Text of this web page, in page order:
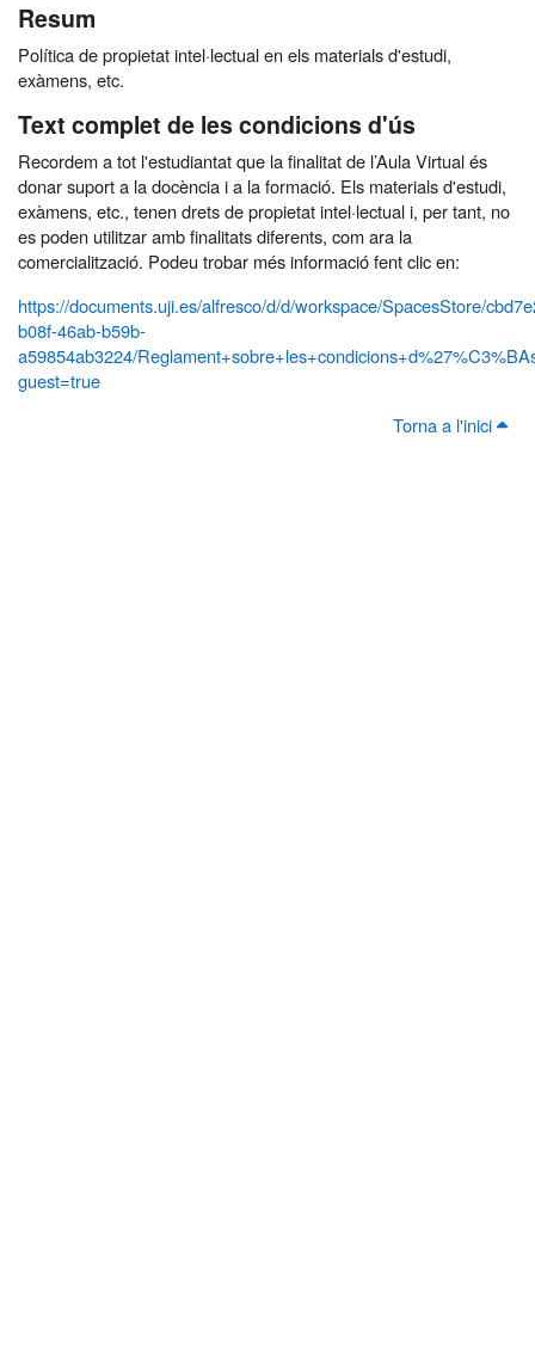
Resum
Política de propietat intel·lectual en els materials d'estudi,
exàmens, etc.
Text complet de les condicions d'ús
Recordem a tot l'estudiantat que la finalitat de l’Aula Virtual és
donar suport a la docència i a la formació. Els materials d'estudi,
exàmens, etc., tenen drets de propietat intel·lectual i, per tant, no
es poden utilitzar amb finalitats diferents, com ara la
comercialització. Podeu trobar més informació fent clic en:
https://documents.uji.es/alfresco/d/d/workspace/SpacesStore/
b08f-46ab-b59b-
a59854ab3224/
guest=true
Torna a l'inici